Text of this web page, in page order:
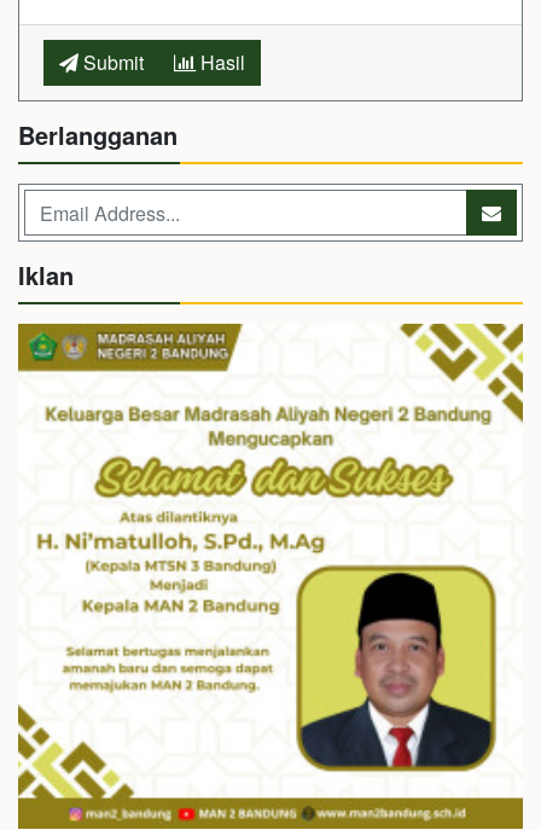
Submit Hasil
Berlangganan
Iklan